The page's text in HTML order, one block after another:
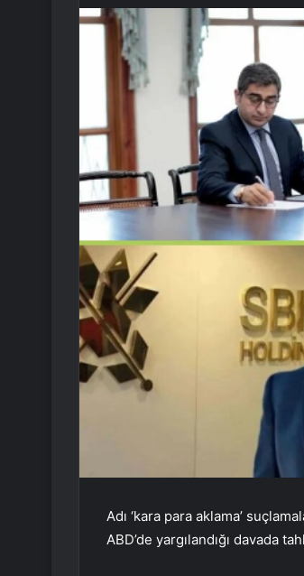
Adı ‘kara para aklama’
ABD’de yargılandığı davada